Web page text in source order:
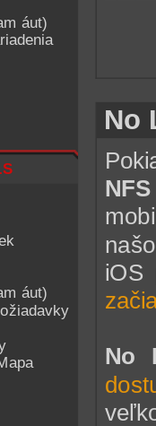
áut)
áut)
No
iOS
No